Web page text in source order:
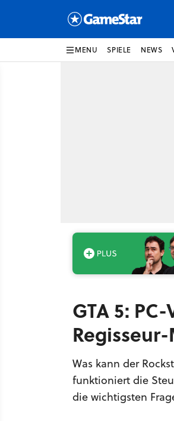
MENU SPIELE NEWS
GTA 5:
Was kann der
funktioniert die
die wichtigsten